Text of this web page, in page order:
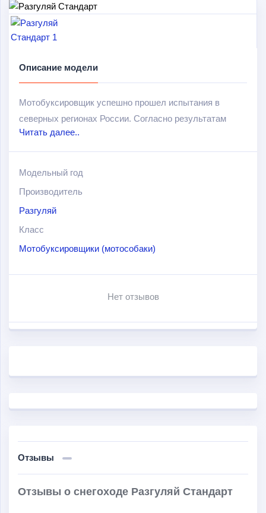
Описание модели
Мотобуксировщик успешно прошел испытания в
северных регионах России. Согласно результатам
проведенных испытаний, данная модель способна
перемещаться по глубокому снегу и раскисшим
маневрируя и уверенно преодолевая сложные
препятствия, включая камни, деревья и другие
преграды.
Читать далее..
Модельный год
Производитель
Разгуляй
Класс
Мотобуксировщики (мотособаки)
Нет отзывов
Отзывы
Отзывы о снегоходе Разгуляй Стандарт